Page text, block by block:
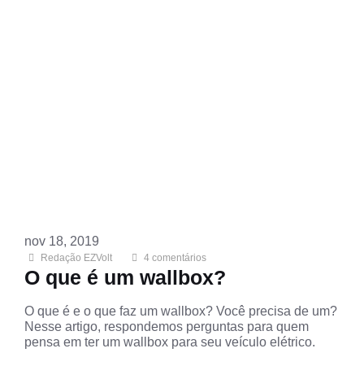
nov 18, 2019
Redação EZVolt 4 comentários
O que é um wallbox?
O que é e o que faz um wallbox? Você precisa de um?
Nesse artigo, respondemos perguntas para quem
pensa em ter um wallbox para seu veículo elétrico.